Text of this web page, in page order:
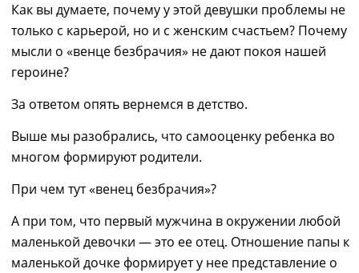
Как вы думаете, почему у этой девушки проблемы не
только с карьерой, но и с женским счастьем? Почему
мысли о «венце безбрачия» не дают покоя нашей
героине?
За ответом опять вернемся в детство.
Выше мы разобрались, что самооценку ребенка во
многом формируют родители.
При чем тут «венец безбрачия»?
А при том, что первый мужчина в окружении любой
маленькой девочки — это ее отец. Отношение папы к
маленькой дочке формирует у нее представление о